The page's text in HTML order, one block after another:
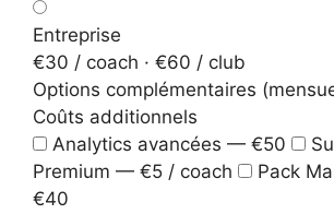
Entreprise
€30 / coach · €60 / club
Options complémentaires
Coûts additionnels
Analytics avancées — €50
Premium — €5 / coach
Pack
€40